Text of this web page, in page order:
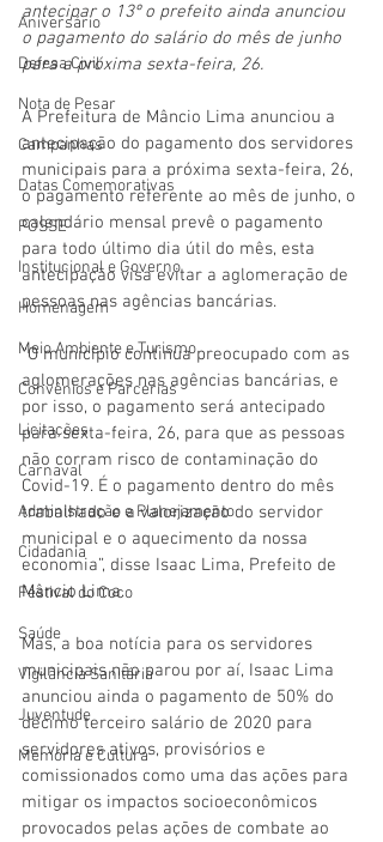
Aniversário
Defesa Civil
Nota de Pesar
Campanhas
Datas Comemorativas
POSSE
Institucional e Governo
Homenagem
Meio Ambiente e Turismo
Convênios e Parcerias
Licitações
Carnaval
Administração e Planejamento
Cidadania
Festival do Coco
Saúde
Vigilãncia Sanitária
Juventude
Memória e Cultura
antecipar o 13º o prefeito ainda anunciou
o pagamento do salário do mês de junho
para a próxima sexta-feira, 26.
A Prefeitura de Mâncio Lima anunciou a
antecipação do pagamento dos servidores
municipais para a próxima sexta-feira, 26,
o pagamento referente ao mês de junho, o
calendário mensal prevê o pagamento
para todo último dia útil do mês, esta
antecipação visa evitar a aglomeração de
pessoas nas agências bancárias.
“O município continua preocupado com as
aglomerações nas agências bancárias, e
por isso, o pagamento será antecipado
para sexta-feira, 26, para que as pessoas
não corram risco de contaminação do
Covid-19. É o pagamento dentro do mês
trabalhado e a valorização do servidor
municipal e o aquecimento da nossa
economia”, disse Isaac Lima, Prefeito de
Mâncio Lima.
Mas, a boa notícia para os servidores
municipais não parou por aí, Isaac Lima
anunciou ainda o pagamento de 50% do
décimo terceiro salário de 2020 para
servidores ativos, provisórios e
comissionados como uma das ações para
mitigar os impactos socioeconômicos
provocados pelas ações de combate ao